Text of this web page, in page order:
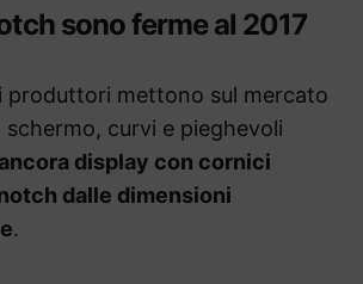
sono ferme al 2017
produttori mettono sul mercato
curvi e pieghevoli
display con cornici
dalle dimensioni
.